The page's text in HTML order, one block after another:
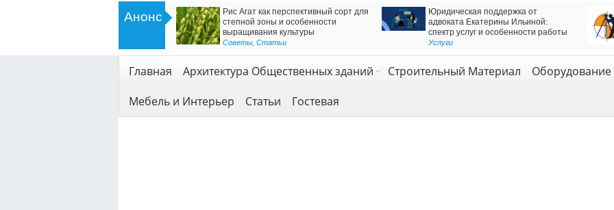
Анонс
Инженерно-экологические изыскания
Есть решение для движения через
Железнодорожный тоннель
Геодезия и геология
Логистика и комплексная перевозка грузов с
компанией АВАС ГРУПП
Транспорт и логистика ,
Главная Архитектура Общественных зданий Строительный Материал
Оборудование
Мебель и Интерьер
Статьи Гостевая